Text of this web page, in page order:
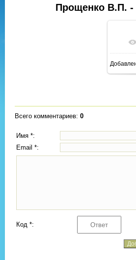
Прощенко В.П. -
Всего комментариев: 0
Имя *:
Email *:
Код *: